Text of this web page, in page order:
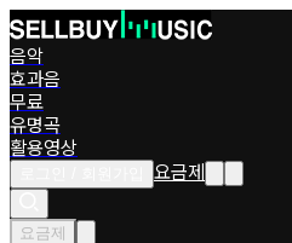
음악
효과음
무료
유명곡
활용영상
요금제
요금제